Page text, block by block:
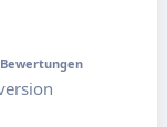
Bewertungen